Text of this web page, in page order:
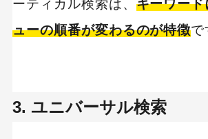
ーティカル検索は、 キーワー
ューの順番が変わるのが特徴で
3. ユニバーサル検索